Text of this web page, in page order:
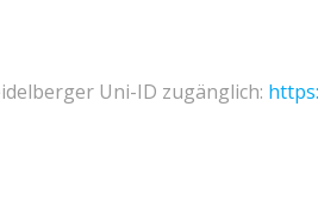
Uni-ID zugänglich: